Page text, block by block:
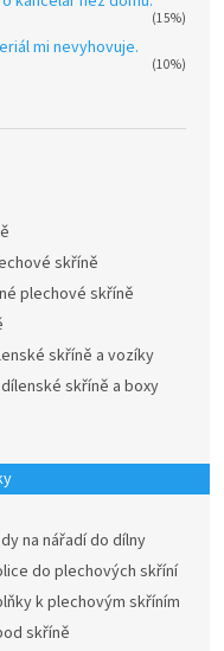
(15%)
mi nevyhovuje.
(10%)
skříně
plechové skříně
skříně a vozíky
skříně a boxy
na nářadí do dílny
do plechových skříní
k plechovým skříním
skříně